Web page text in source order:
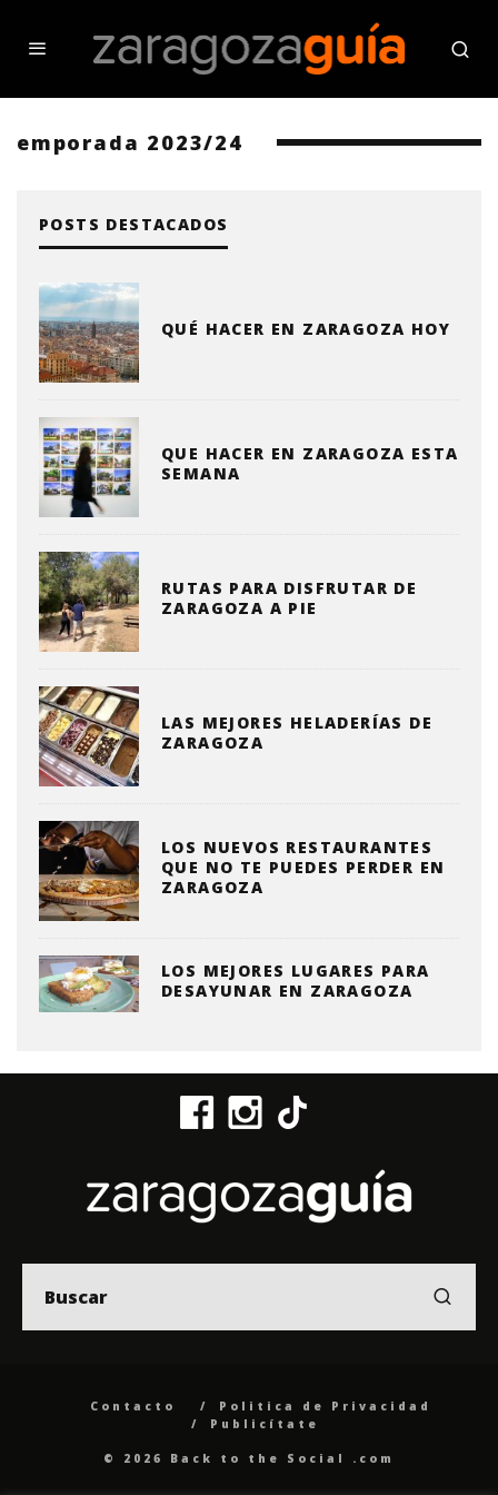
emporada 2023/24
POSTS DESTACADOS
QUÉ HACER EN ZARAGOZA HOY
QUE HACER EN ZARAGOZA ESTA
SEMANA
RUTAS PARA DISFRUTAR DE
ZARAGOZA A PIE
LAS MEJORES HELADERÍAS DE
ZARAGOZA
LOS NUEVOS RESTAURANTES
QUE NO TE PUEDES PERDER EN
ZARAGOZA
LOS MEJORES LUGARES PARA
DESAYUNAR EN ZARAGOZA
Contacto
Politica de Privacidad
Publicítate
© 2026 Back to the Social .com